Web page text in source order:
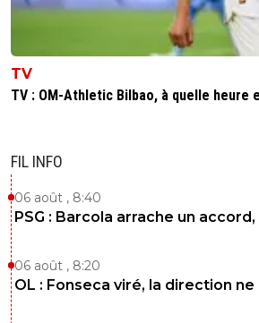
TV
TV : OM-Athletic Bilbao, à quelle heure
FIL INFO
06 août , 8:40
PSG : Barcola arrache un
06 août , 8:20
OL : Fonseca viré, la direction